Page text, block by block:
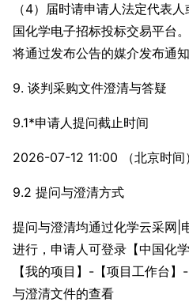
（4）届时请申请人法定代表
国化学电子招标投标交易平台
将通过发布公告的媒介发布通知
9. 谈判采购文件澄清与答疑
9.1*申请人提问截止时间
2026-07-12 11:00 （北京时间）
9.2 提问与澄清方式
提问与澄清均通过化学云采网|
进行，申请人可登录【中国化
【我的项目】-【项目工作台
与澄清文件的查看